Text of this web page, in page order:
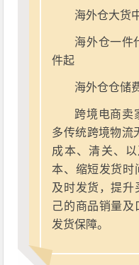
海外仓大货
海外仓一件
件起
海外仓仓储
跨境电商卖
多传统跨境物流
成本、清关、
本、缩短发货时
及时发货，提升
己的商品销量及
发货保障。